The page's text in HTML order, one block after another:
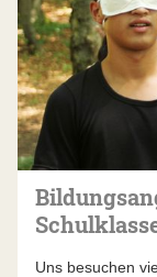
Uns besuchen